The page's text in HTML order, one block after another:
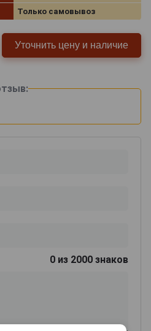
Только самовывоз
Уточнить цену и наличие
0 из 2000 знаков